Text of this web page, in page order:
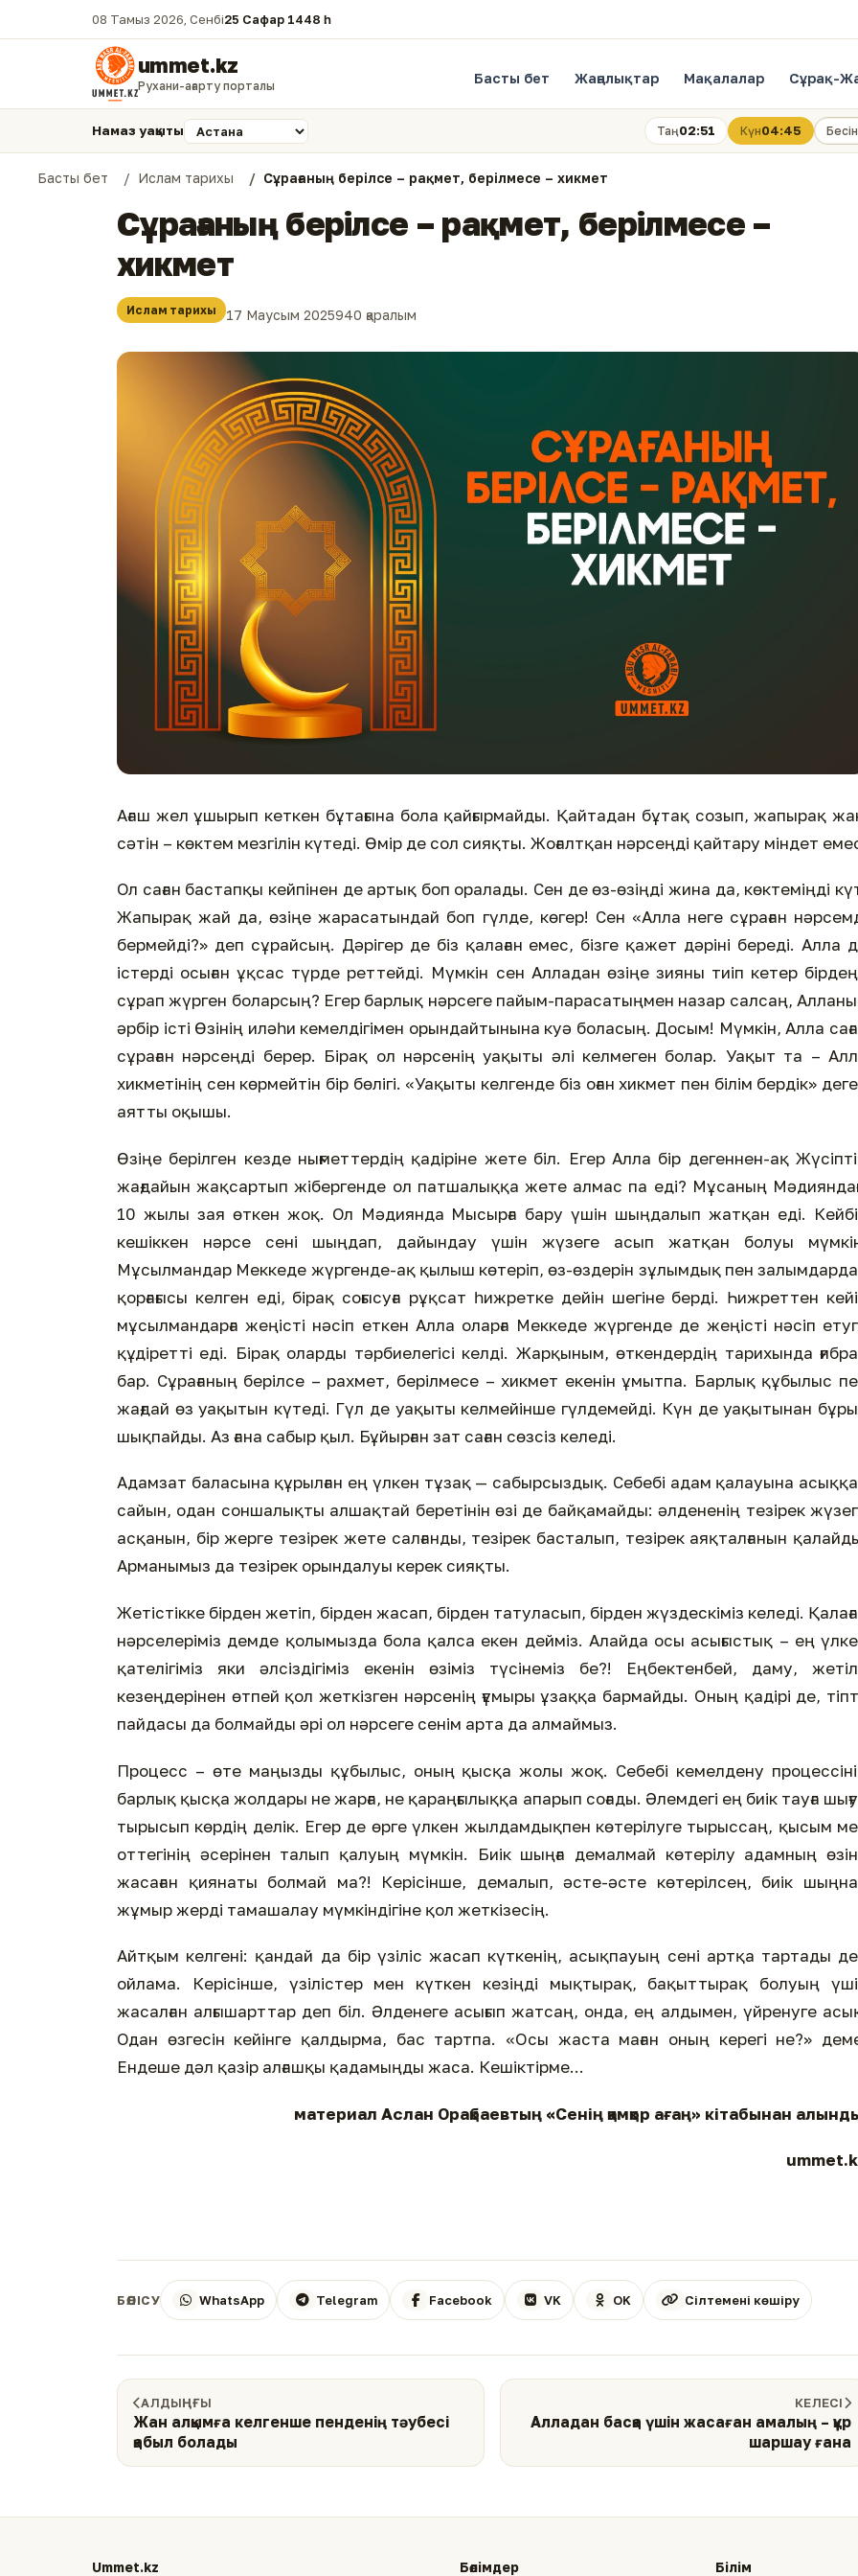
08 Тамыз 2026, Сенбі25 Сафар 1448 һ.
ummet.kz
Рухани-ағарту порталы Басты бет Жаңалықтар Мақалалар Сұрақ-
Намаз уақыты Таң02:51 Күн04:45 Бесін
Басты бет Ислам тарихы Сұрағаның берілсе – рақмет, берілмесе – хикмет
Сұрағаның берілсе – рақмет, берілмесе –
хикмет
Ислам тарихы 17 Маусым 2025940 қаралым
Ағаш жел ұшырып кеткен бұтағына бола қайғырмайды. Қайтадан бұтақ созып, жапырақ
сәтін – көктем мезгілін күтеді. Өмір де сол сияқты. Жоғалтқан нәрсеңді қайтару міндет
Ол саған бастапқы кейпінен де артық боп оралады. Сен де өз-өзіңді жина да, көктеміңді
Жапырақ жай да, өзіңе жарасатындай боп гүлде, көгер! Сен «Алла неге сұраған
бермейді?» деп сұрайсың. Дәрігер де біз қалаған емес, бізге қажет дәріні береді. Алла
істерді осыған ұқсас түрде реттейді. Мүмкін сен Алладан өзіңе зияны тиіп кетер
сұрап жүрген боларсың? Егер барлық нәрсеге пайым-парасатыңмен назар салсаң,
әрбір істі Өзінің иләһи кемелдігімен орындайтынына куә боласың. Досым! Мүмкін, Алла
сұраған нәрсеңді берер. Бірақ ол нәрсенің уақыты әлі келмеген болар. Уақыт та –
хикметінің сен көрмейтін бір бөлігі. «Уақыты келгенде біз оған хикмет пен білім бердік»
аятты оқышы.
Өзіңе берілген кезде нығметтердің қадіріне жете біл. Егер Алла бір дегеннен-ақ
жағдайын жақсартып жібергенде ол патшалыққа жете алмас па еді? Мұсаның
10 жылы зая өткен жоқ. Ол Мәдиянда Мысырға бару үшін шыңдалып жатқан еді.
кешіккен нәрсе сені шыңдап, дайындау үшін жүзеге асып жатқан болуы
Мұсылмандар Меккеде жүргенде-ақ қылыш көтеріп, өз-өздерін зұлымдық пен
қорғағысы келген еді, бірақ соғысуға рұқсат һижретке дейін шегіне берді. Һижреттен
мұсылмандарға жеңісті нәсіп еткен Алла оларға Меккеде жүргенде де жеңісті нәсіп
құдіретті еді. Бірақ оларды тәрбиелегісі келді. Жарқыным, өткендердің тарихында
бар. Сұрағаның берілсе – рахмет, берілмесе – хикмет екенін ұмытпа. Барлық құбылыс
жағдай өз уақытын күтеді. Гүл де уақыты келмейінше гүлдемейді. Күн де уақытынан
шықпайды. Аз ғана сабыр қыл. Бұйырған зат саған сөзсіз келеді.
Адамзат баласына құрылған ең үлкен тұзақ — сабырсыздық. Себебі адам қалауына
сайын, одан соншалықты алшақтай беретінін өзі де байқамайды: әлдененің тезірек
асқанын, бір жерге тезірек жете салғанды, тезірек басталып, тезірек аяқталғанын
Арманымыз да тезірек орындалуы керек сияқты.
Жетістікке бірден жетіп, бірден жасап, бірден татуласып, бірден жүздескіміз келеді.
нәрселеріміз демде қолымызда бола қалса екен дейміз. Алайда осы асығыстық – ең
қателігіміз яки әлсіздігіміз екенін өзіміз түсінеміз бе?! Еңбектенбей, даму,
кезеңдерінен өтпей қол жеткізген нәрсенің ғұмыры ұзаққа бармайды. Оның қадірі де,
пайдасы да болмайды әрі ол нәрсеге сенім арта да алмаймыз.
Процесс – өте маңызды құбылыс, оның қысқа жолы жоқ. Себебі кемелдену
барлық қысқа жолдары не жарға, не қараңғылыққа апарып соғады. Әлемдегі ең биік тауға
тырысып көрдің делік. Егер де өрге үлкен жылдамдықпен көтерілуге тырыссаң, қысым
оттегінің әсерінен талып қалуың мүмкін. Биік шыңға демалмай көтерілу адамның
жасаған қиянаты болмай ма?! Керісінше, демалып, әсте-әсте көтерілсең, биік
жұмыр жерді тамашалау мүмкіндігіне қол жеткізесің.
Айтқым келгені: қандай да бір үзіліс жасап күткенің, асықпауың сені артқа тартады
ойлама. Керісінше, үзілістер мен күткен кезіңді мықтырақ, бақыттырақ болуың
жасалған алғышарттар деп біл. Әлденеге асығып жатсаң, онда, ең алдымен, үйренуге
Одан өзгесін кейінге қалдырма, бас тартпа. «Осы жаста маған оның керегі не?»
Ендеше дәл қазір алғашқы қадамыңды жаса. Кешіктірме...
материал Аслан Орақбаевтың «Сенің қамқор ағаң» кітабынан
БӨЛІСУ WhatsApp Telegram Facebook VK OK Сілтемені көшіру
АЛДЫҢҒЫ
Жан алқымға келгенше пенденің тәубесі
қабыл болады
КЕЛЕСІ
Алладан басқа үшін жасаған амалың – құр
шаршау ғана
Ummet.kz Бөлімдер Білім